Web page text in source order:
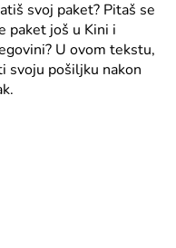
svoj paket? Pitaš se
paket još u Kini i
U ovom tekstu,
svoju pošiljku nakon